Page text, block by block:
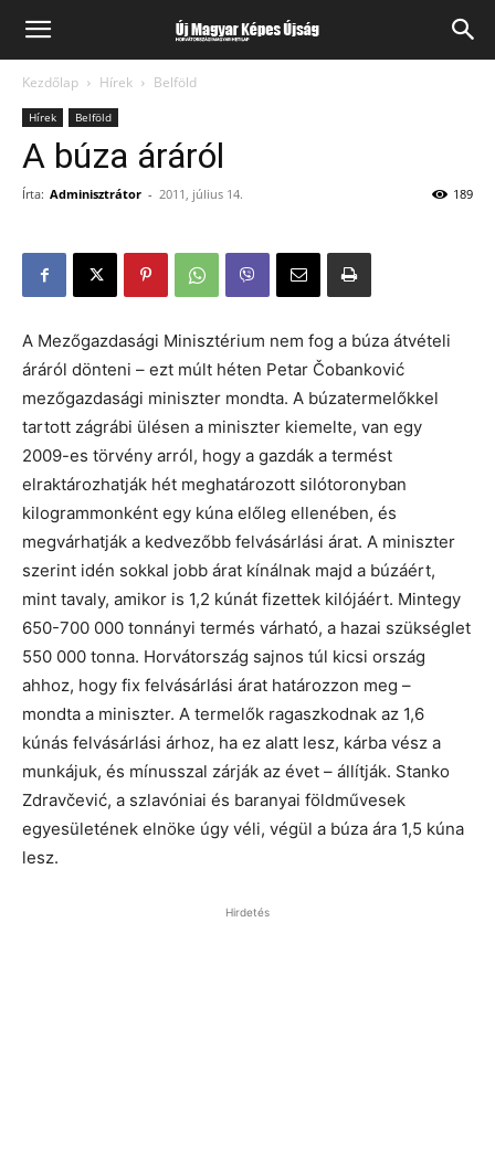
Kezdőlap Hírek Belföld
Hírek Belföld
A búza áráról
Írta: Adminisztrátor - 2011, július 14. 189
A Mezőgazdasági Minisztérium nem fog a búza átvételi
áráról dönteni – ezt múlt héten Petar Čobanković
mezőgazdasági miniszter mondta. A búzatermelőkkel
tartott zágrábi ülésen a miniszter kiemelte, van egy
2009-es törvény arról, hogy a gazdák a termést
elraktározhatják hét meghatározott silótoronyban
kilogrammonként egy kúna előleg ellenében, és
megvárhatják a kedvezőbb felvásárlási árat. A miniszter
szerint idén sokkal jobb árat kínálnak majd a búzáért,
mint tavaly, amikor is 1,2 kúnát fizettek kilójáért. Mintegy
650-700 000 tonnányi termés várható, a hazai szükséglet
550 000 tonna. Horvátország sajnos túl kicsi ország
ahhoz, hogy fix felvásárlási árat határozzon meg –
mondta a miniszter. A termelők ragaszkodnak az 1,6
kúnás felvásárlási árhoz, ha ez alatt lesz, kárba vész a
munkájuk, és mínusszal zárják az évet – állítják. Stanko
Zdravčević, a szlavóniai és baranyai földművesek
egyesületének elnöke úgy véli, végül a búza ára 1,5 kúna
lesz.
Hirdetés